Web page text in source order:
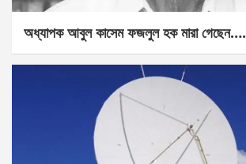
অধ্যাপক আবুল কাসেম ফজলুল হক মারা গেছেন….